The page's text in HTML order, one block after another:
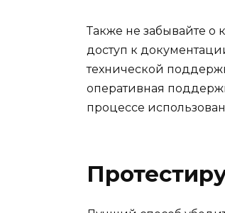
Также не забывайте о
доступ к
технической
оперативная
процессе